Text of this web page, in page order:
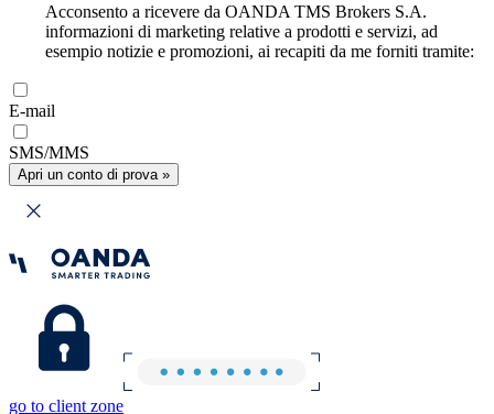
Acconsento a ricevere da OANDA TMS Brokers S.A.
informazioni di marketing relative a prodotti e servizi, ad
esempio notizie e promozioni, ai recapiti da me forniti tramite:
E-mail
SMS/MMS
Apri un conto di prova »
go to client zone